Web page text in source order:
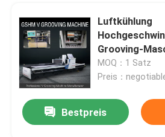
Luftkühlung
Grooving-
Beschilderung
MOQ：1 Satz
Preis：
Bestpreis